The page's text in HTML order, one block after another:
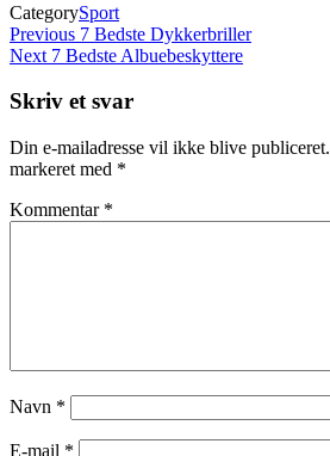
CategorySport
Indlægsnavigation
Previous
Post
Previous 7 Bedste Dykkerbriller
Next
Next 7 Bedste Albuebeskyttere
Skriv et svar
Din e-mailadresse vil ikke blive publiceret.
markeret med *
Kommentar *
Navn *
E-mail *